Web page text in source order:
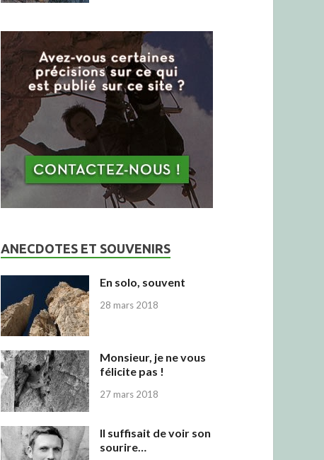
ANECDOTES ET SOUVENIRS
En solo, souvent
28 mars 2018
Monsieur, je ne vous
félicite pas !
27 mars 2018
Il suffisait de voir son
sourire…